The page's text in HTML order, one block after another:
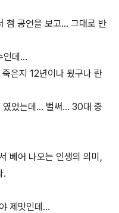
첨 공연을 보고... 그대로 반
인데...
은지 12년이나 됬구나 란
었는데... 벌써... 30대 중
베어 나오는 인생의 의미,
.
제맛인데...